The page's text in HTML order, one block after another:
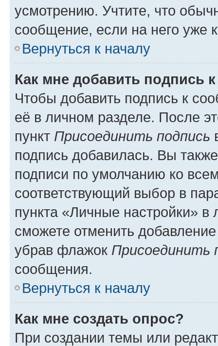
усмотрению. Учтите, что
сообщение, если на него уже
Вернуться к началу
Как мне добавить подпись
Чтобы добавить подпись к
её в личном разделе. После
пункт Присоединить подпись
подпись добавилась. Вы
подписи по умолчанию ко
соответствующий выбор в
пункта «Личные настройки»
сможете отменить
убрав флажок Присоединить
сообщения.
Вернуться к началу
Как мне создать опрос?
При создании темы или